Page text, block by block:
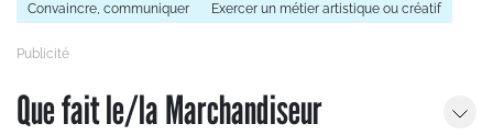
Convaincre, communiquer Exercer un métier artistique ou créatif
Que fait le/la Marchandiseur